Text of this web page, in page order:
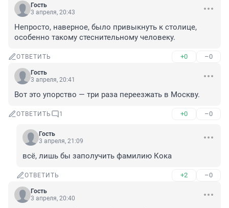
Гость
3 апреля, 20:43
Непросто, наверное, было привыкнуть к столице,
особенно такому стеснительному человеку.
ОТВЕТИТЬ +0 –0
Гость
3 апреля, 20:41
Вот это упорство — три раза переезжать в Москву.
ОТВЕТИТЬ 1 +0 –0
Гость
3 апреля, 21:09
всё, лишь бы заполучить фамилию Кока
ОТВЕТИТЬ +2 –0
Гость
3 апреля, 20:40